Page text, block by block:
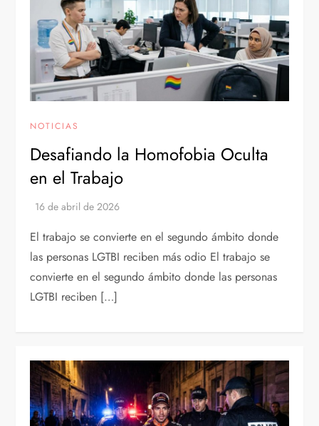
NOTICIAS
Desafiando la Homofobia Oculta
en el Trabajo
El trabajo se convierte en el segundo ámbito donde
las personas LGTBI reciben más odio El trabajo se
convierte en el segundo ámbito donde las personas
LGTBI reciben […]